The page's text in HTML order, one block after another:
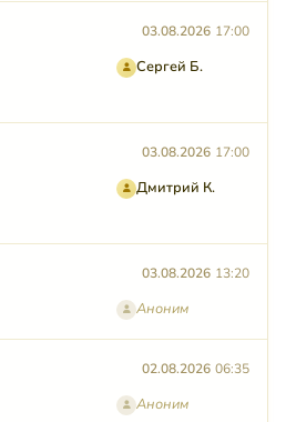
03.08.2026 17:00
Сергей Б.
03.08.2026 17:00
Дмитрий К.
03.08.2026 13:20
Аноним
02.08.2026 06:35
Аноним